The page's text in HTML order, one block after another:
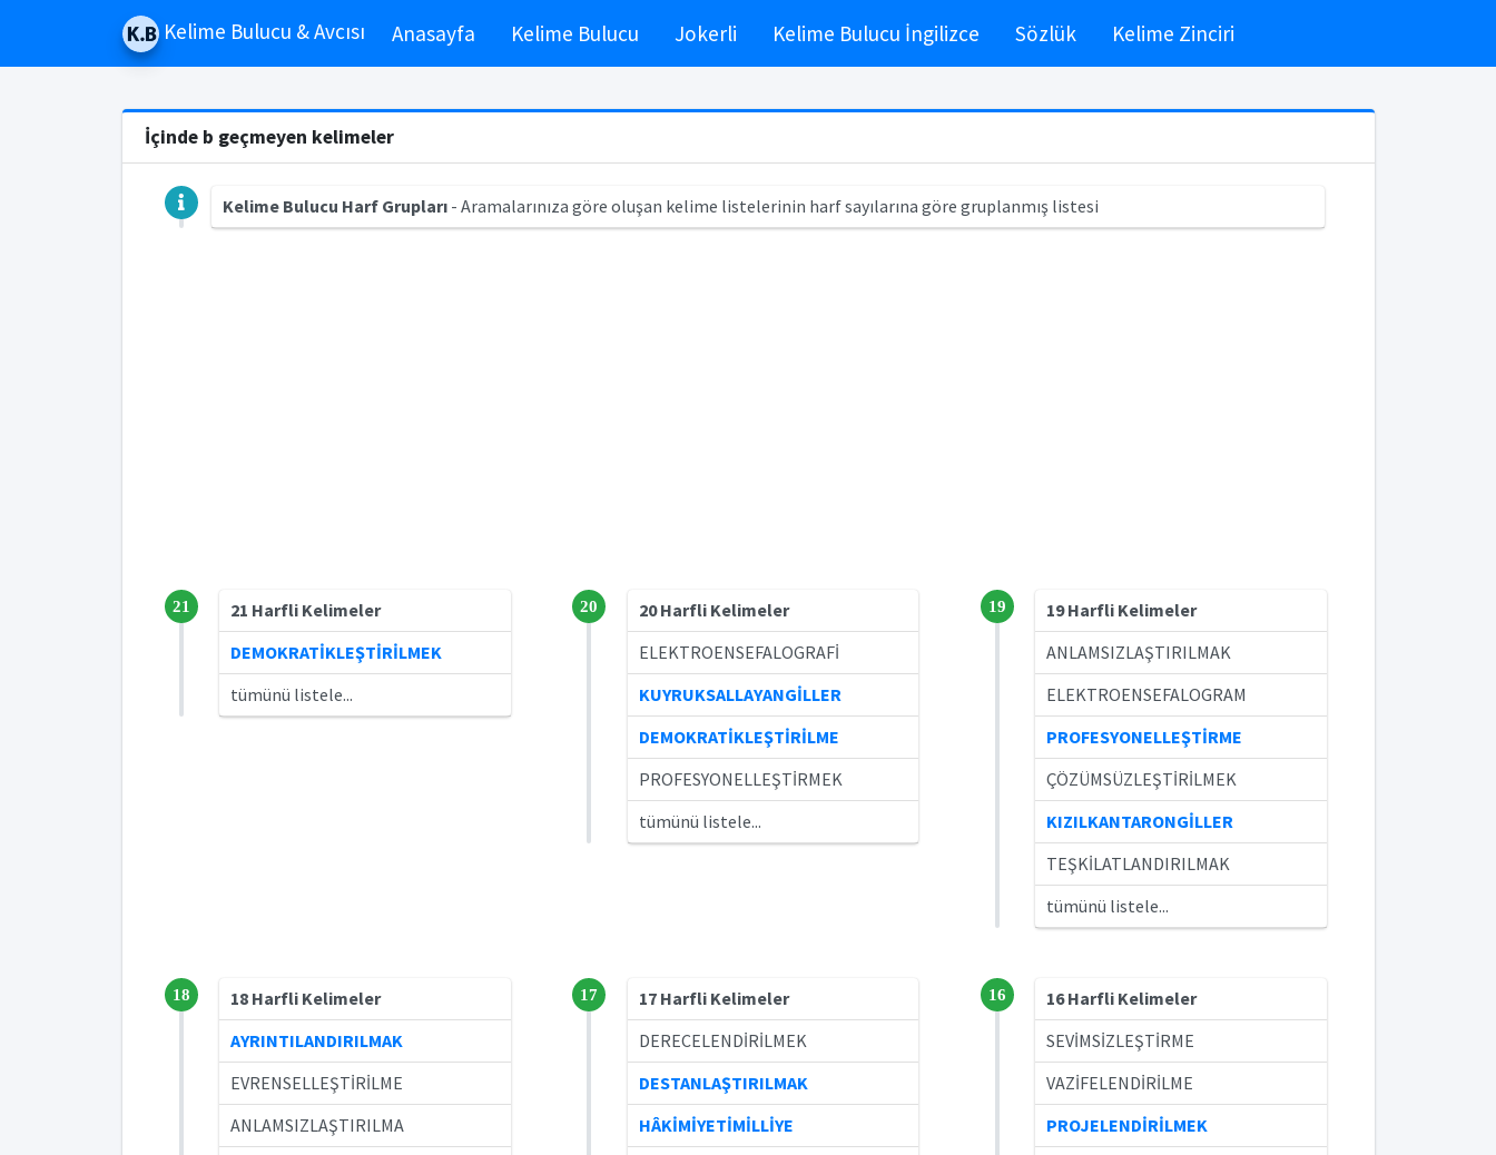
Kelime Bulucu & Avcısı Anasayfa Kelime Bulucu Jokerli Kelime Bulucu İngilizce Sözlük Kelime Zinciri
İçinde b geçmeyen kelimeler
Kelime Bulucu Harf Grupları- Aramalarınıza göre oluşan kelime listelerinin harf sayılarına göre gruplanmış listesi
21
21 Harfli Kelimeler
DEMOKRATİKLEŞTİRİLMEK
tümünü listele...
20
20 Harfli Kelimeler
ELEKTROENSEFALOGRAFİ
KUYRUKSALLAYANGİLLER
DEMOKRATİKLEŞTİRİLME
PROFESYONELLEŞTİRMEK
tümünü listele...
19
19 Harfli Kelimeler
ANLAMSIZLAŞTIRILMAK
ELEKTROENSEFALOGRAM
PROFESYONELLEŞTİRME
ÇÖZÜMSÜZLEŞTİRİLMEK
KIZILKANTARONGİLLER
TEŞKİLATLANDIRILMAK
tümünü listele...
18
18 Harfli Kelimeler
AYRINTILANDIRILMAK
EVRENSELLEŞTİRİLME
ANLAMSIZLAŞTIRILMA
17
17 Harfli Kelimeler
DERECELENDİRİLMEK
DESTANLAŞTIRILMAK
HÂKİMİYETİMİLLİYE
16
16 Harfli Kelimeler
SEVİMSİZLEŞTİRME
VAZİFELENDİRİLME
PROJELENDİRİLMEK